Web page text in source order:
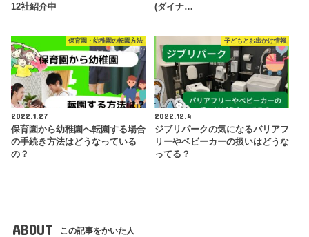
12社紹介中
(ダイナ…
保育園・幼稚園の転園方法
2022.1.27
保育園から幼稚園へ転園する場合
の手続き方法はどうなっている
の？
子どもとお出かけ情報
2022.12.4
ジブリパークの気になるバリアフ
リーやベビーカーの扱いはどうな
ってる？
ABOUT この記事をかいた人